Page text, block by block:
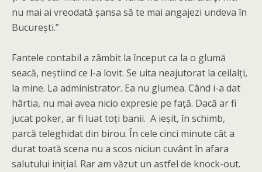
nu mai ai vreodată șansa să te mai angajezi undeva în
București.”
Fantele contabil a zâmbit la început ca la o glumă
seacă, neștiind ce l-a lovit. Se uita neajutorat la ceilalți,
la mine. La administrator. Ea nu glumea. Când i-a dat
hârtia, nu mai avea nicio expresie pe față. Dacă ar fi
jucat poker, ar fi luat toți banii. A ieșit, în schimb,
parcă teleghidat din birou. În cele cinci minute cât a
durat toată scena nu a scos niciun cuvânt în afara
salutului inițial. Rar am văzut un astfel de knock-out.